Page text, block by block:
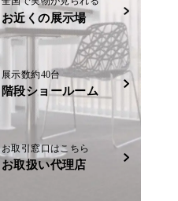
お近くの展示場
展示数約40台
階段ショールーム
お取引窓口はこちら
お取扱い代理店